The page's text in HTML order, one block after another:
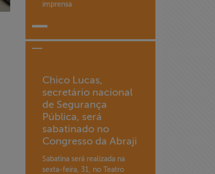
imprensa
Chico Lucas,
secretário nacional
de Segurança
Pública, será
sabatinado no
Congresso da Abraji
Sabatina será realizada na
sexta-feira, 31, no Teatro